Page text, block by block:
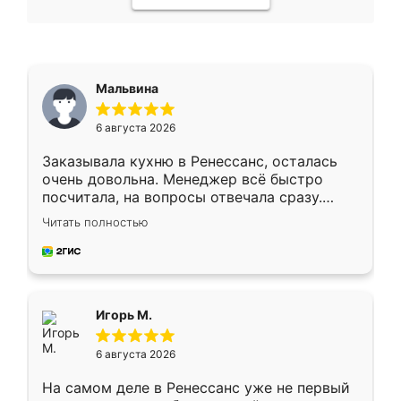
Мальвина
6 августа 2026
Заказывала кухню в Ренессанс, осталась
очень довольна. Менеджер всё быстро
посчитала, на вопросы отвечала сразу.
Замерщик приехал в субботу, подошёл к
делу со всей ответственностью. Собрали
за день, ребята работали аккуратно, даже
Читать полностью
Игорь М.
6 августа 2026
На самом деле в Ренессанс уже не первый